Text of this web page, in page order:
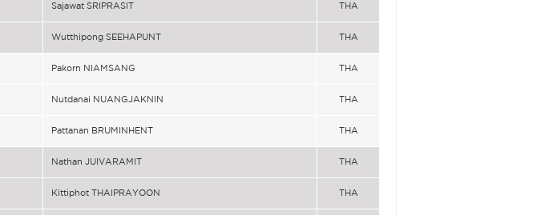
Sajawat SRIPRASIT THA
Wutthipong SEEHAPUNT THA
Pakorn NIAMSANG THA
Nutdanai NUANGJAKNIN THA
Pattanan BRUMINHENT THA
Nathan JUIVARAMIT THA
Kittiphot THAIPRAYOON THA